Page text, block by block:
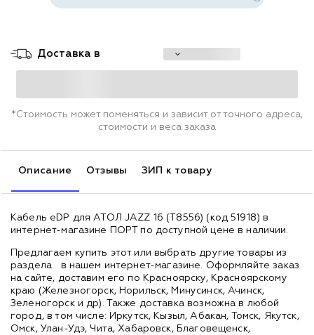
Доставка в
*Стоимость может поменяться и зависит от точного адреса,
стоимости и веса заказа
Описание Отзывы ЗИП к товару
Кабель eDP для АТОЛ JAZZ 16 (T8556) (код 51918) в
интернет-магазине ПОРТ по доступной цене в наличии.
Предлагаем купить этот или выбрать другие товары из
раздела
в нашем интернет-магазине. Оформляйте заказ
на сайте, доставим его по Красноярску, Красноярскому
краю (Железногорск, Норильск, Минусинск, Ачинск,
Зеленогорск и др). Также доставка возможна в любой
город, в том числе: Иркутск, Кызыл, Абакан, Томск, Якутск,
Омск, Улан-Удэ, Чита, Хабаровск, Благовещенск,